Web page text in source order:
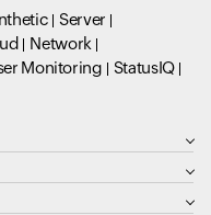
Server
Network
Monitoring
StatusIQ